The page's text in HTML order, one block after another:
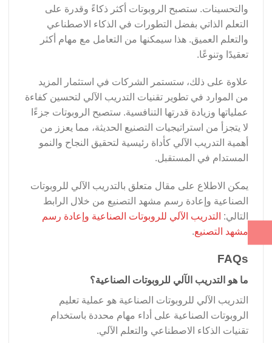
والتحسينات. ستصبح الروبوتات أكثر ذكاءً وقدرة على
التعلم الذاتي بفضل التطورات في الذكاء الاصطناعي
والتعلم العميق. هذا سيمكنها من التعامل مع مهام أكثر
تعقيدًا وتنوعًا.
علاوة على ذلك، ستستمر الشركات في استثمار المزيد
من الموارد في تطوير تقنيات التدريب الآلي لتحسين كفاءة
عملياتها وزيادة قدرتها التنافسية. ستصبح الروبوتات جزءًا
لا يتجزأ من استراتيجيات التصنيع الحديثة، مما يعزز من
أهمية التدريب الآلي كأداة رئيسية لتحقيق النجاح والنمو
المستدام في المستقبل.
يمكن الاطلاع على مقال متعلق بالتدريب الآلي للروبوتات
الصناعية وإعادة رسم مشهد التصنيع من خلال الرابط
التالي: التدريب الآلي للروبوتات الصناعية وإعادة رسم
مشهد التصنيع.
FAQs
ما هو التدريب الآلي للروبوتات الصناعية؟
التدريب الآلي للروبوتات الصناعية هو عملية تعليم
الروبوتات الصناعية على أداء مهام محددة باستخدام
تقنيات الذكاء الاصطناعي والتعلم الآلي.